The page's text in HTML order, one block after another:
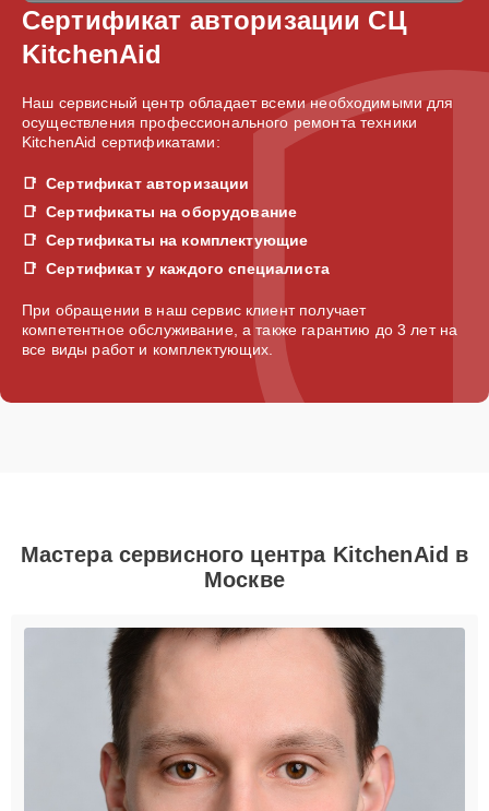
Сертификат авторизации СЦ
KitchenAid
Наш сервисный центр обладает всеми необходимыми для
осуществления профессионального ремонта техники
KitchenAid сертификатами:
Сертификат авторизации
Сертификаты на оборудование
Сертификаты на комплектующие
Сертификат у каждого специалиста
При обращении в наш сервис клиент получает
компетентное обслуживание, а также гарантию до 3 лет на
все виды работ и комплектующих.
Мастера сервисного центра KitchenAid в
Москве